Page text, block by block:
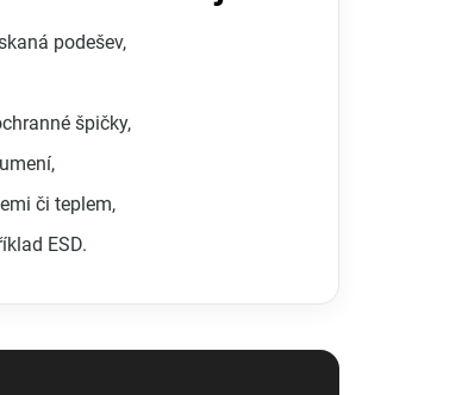
podešev,
špičky,
či teplem,
ESD.